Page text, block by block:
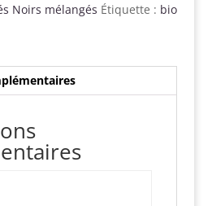
Noirs mélangés Étiquette : bio